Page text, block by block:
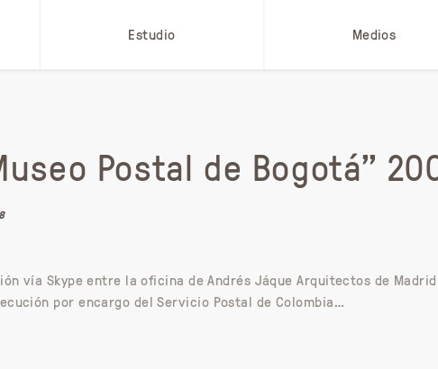
Estudio Medios
Postal de Bogotá”
vía Skype entre la oficina de Andrés Jáque Arquitectos de
por encargo del Servicio Postal de Colombia…